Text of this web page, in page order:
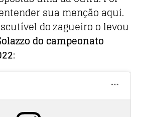
sua menção aqui.
do zagueiro o levou
do campeonato
: